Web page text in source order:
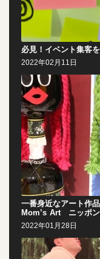
必見！イベント集客
2022年02月11日
一番身近なアート作
Mom’s Art ニッポン
2022年01月28日